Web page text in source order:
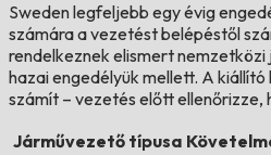
Sweden legfeljebb egy évig
számára a vezetést belépéstől
rendelkeznek elismert
hazai engedélyük mellett. A
számít – vezetés előtt
Járművezető típusa